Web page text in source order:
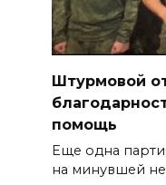
Штурмовой
помощь
Еще одна
на минувшей